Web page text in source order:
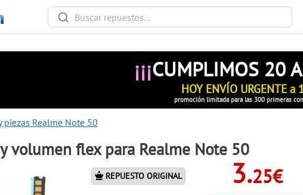
¡¡¡CUMPLIMOS 20
HOY ENVÍO URGENTE a
promoción limitada para las 300 primeras
piezas Realme Note 50
volumen flex para Realme Note 50
REPUESTO ORIGINAL 3.25€